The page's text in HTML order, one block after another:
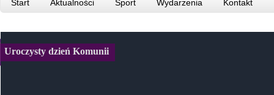
Start Aktualności Sport Wydarzenia Kontakt
Uroczysty dzień Komunii